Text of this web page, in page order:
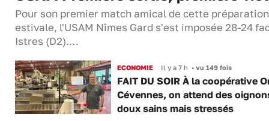
Pour son premier match amical de cette préparation
estivale, l'USAM Nîmes Gard s'est imposée 28-24
Istres (D2).…
ECONOMIE Il y a 7 h •vu 149 fois
FAIT DU SOIR À la coopérative
Cévennes, on attend des
doux sains mais stressés